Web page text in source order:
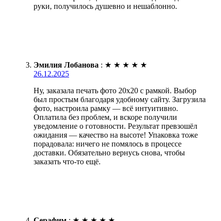
руки, получилось душевно и нешаблонно.
Эмилия Лобанова : ★ ★ ★ ★ ★
26.12.2025
Ну, заказала печать фото 20х20 с рамкой. Выбор
был простым благодаря удобному сайту. Загрузила
фото, настроила рамку — всё интуитивно.
Оплатила без проблем, и вскоре получили
уведомление о готовности. Результат превзошёл
ожидания — качество на высоте! Упаковка тоже
порадовала: ничего не помялось в процессе
доставки. Обязательно вернусь снова, чтобы
заказать что-то ещё.